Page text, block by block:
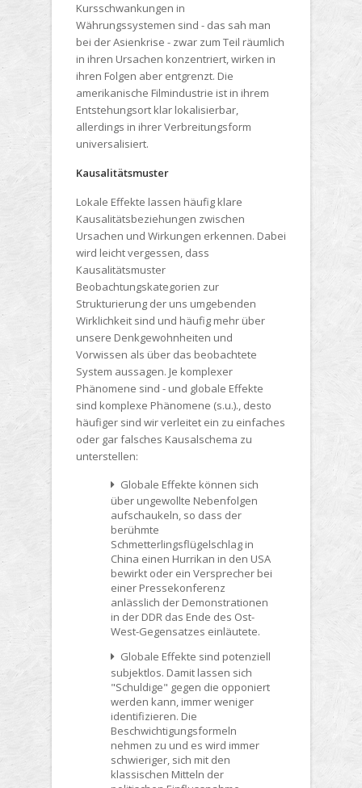
Kursschwankungen in
Währungssystemen sind - das sah man
bei der Asienkrise - zwar zum Teil räumlich
in ihren Ursachen konzentriert, wirken in
ihren Folgen aber entgrenzt. Die
amerikanische Filmindustrie ist in ihrem
Entstehungsort klar lokalisierbar,
allerdings in ihrer Verbreitungsform
universalisiert.
Kausalitätsmuster
Lokale Effekte lassen häufig klare
Kausalitätsbeziehungen zwischen
Ursachen und Wirkungen erkennen. Dabei
wird leicht vergessen, dass
Kausalitätsmuster
Beobachtungskategorien zur
Strukturierung der uns umgebenden
Wirklichkeit sind und häufig mehr über
unsere Denkgewohnheiten und
Vorwissen als über das beobachtete
System aussagen. Je komplexer
Phänomene sind - und globale Effekte
sind komplexe Phänomene (s.u.)., desto
häufiger sind wir verleitet ein zu einfaches
oder gar falsches Kausalschema zu
unterstellen:
Globale Effekte können sich
über ungewollte Nebenfolgen
aufschaukeln, so dass der
berühmte
Schmetterlingsflügelschlag in
China einen Hurrikan in den USA
bewirkt oder ein Versprecher bei
einer Pressekonferenz
anlässlich der Demonstrationen
in der DDR das Ende des Ost-
West-Gegensatzes einläutete.
Globale Effekte sind potenziell
subjektlos. Damit lassen sich
"Schuldige" gegen die opponiert
werden kann, immer weniger
identifizieren. Die
Beschwichtigungsformeln
nehmen zu und es wird immer
schwieriger, sich mit den
klassischen Mitteln der